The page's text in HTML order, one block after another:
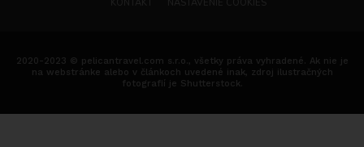
2020-2023 © pelicantravel.com s.r.o., všetky práva vyhradené. Ak nie je
na webstránke alebo v článkoch uvedené inak, zdroj ilustračných
fotografií je Shutterstock.